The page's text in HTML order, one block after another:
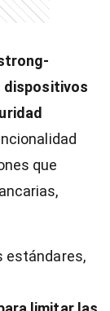
dispositivos
que
estándares,